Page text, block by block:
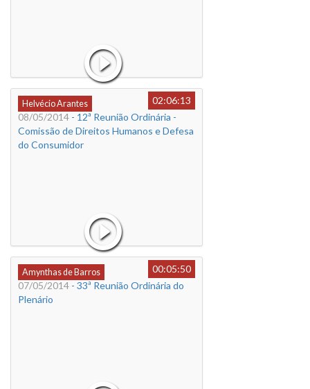
Helvécio Arantes
02:06:13
08/05/2014 - 12ª Reunião Ordinária -
Comissão de Direitos Humanos e Defesa
do Consumidor
Amynthas de Barros
00:05:50
07/05/2014 - 33ª Reunião Ordinária do
Plenário